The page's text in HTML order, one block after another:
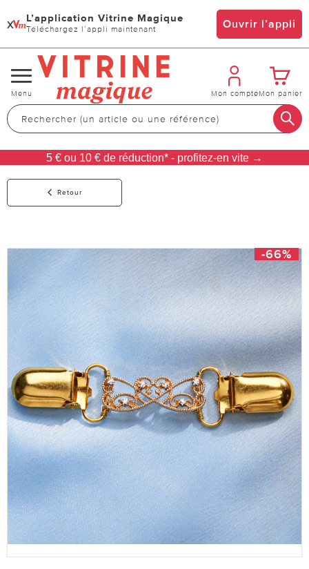
x L’application Vitrine Magique
Téléchargez l’appli maintenant Ouvrir l’appli
Changer
de
navigation
Menu Mon compteMon panier
5 € ou 10 € de réduction* - profitez-en vite →
Retour
-66%